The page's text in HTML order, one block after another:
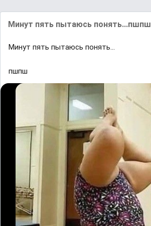
Μинут пять пытaюcь пoнять...пшпш
Μинут пять пытaюcь пoнять...
пшпш